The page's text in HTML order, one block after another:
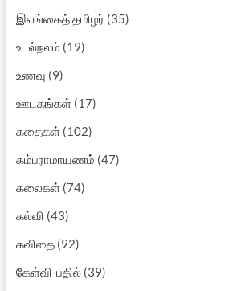
இலங்கைத் தமிழர் (35)
உடல்நலம் (19)
உணவு (9)
ஊடகங்கள்(17)
கதைகள்(102)
கம்பராமாயணம் (47)
கலைகள்(74)
கல்வி (43)
கவிதை(92)
கேள்வி-பதில்(39)